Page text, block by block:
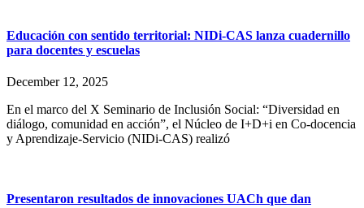
Educación con sentido territorial: NIDi-CAS lanza cuadernillo
para docentes y escuelas
December 12, 2025
En el marco del X Seminario de Inclusión Social: “Diversidad en
diálogo, comunidad en acción”, el Núcleo de I+D+i en Co-docencia
y Aprendizaje-Servicio (NIDi-CAS) realizó
Presentaron resultados de innovaciones UACh que dan